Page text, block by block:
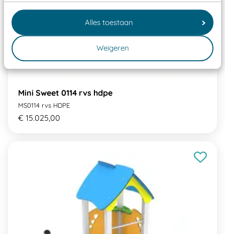
Alles toestaan
Weigeren
Mini Sweet 0114 rvs hdpe
MS0114 rvs HDPE
€ 15.025,00